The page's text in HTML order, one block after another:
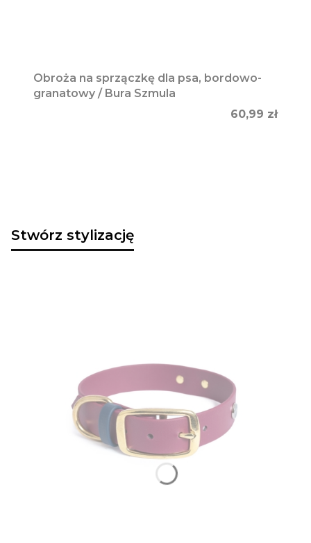
Obroża na sprzączkę dla psa, bordowo-
granatowy / Bura Szmula
Cena
60,99 zł
Stwórz stylizację